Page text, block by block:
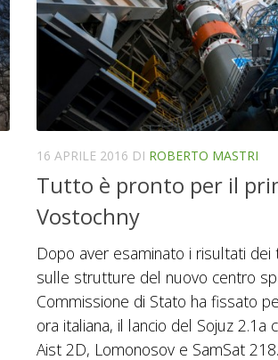
16 APRILE 2016 DI ROBERTO MASTRI
Tutto è pronto per il
Vostochny
Dopo aver esaminato i risultati
sulle strutture del nuovo centro
Commissione di Stato ha fissato
ora italiana, il lancio del Sojuz 2.1a
Aist 2D, Lomonosov e SamSat 218.